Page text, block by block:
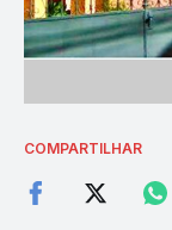
COMPARTILHAR